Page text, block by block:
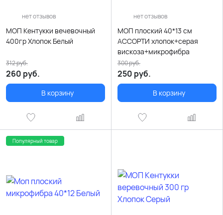
нет отзывов
МОП Кентукки вечевочный
400гр Хлопок Белый
260 руб.
312руб.
В корзину
нет отзывов
МОП плоский 40*13 см
АССОРТИ хлопок+серая
вискоза+микрофибра
250 руб.
300руб.
В корзину
Популярный товар